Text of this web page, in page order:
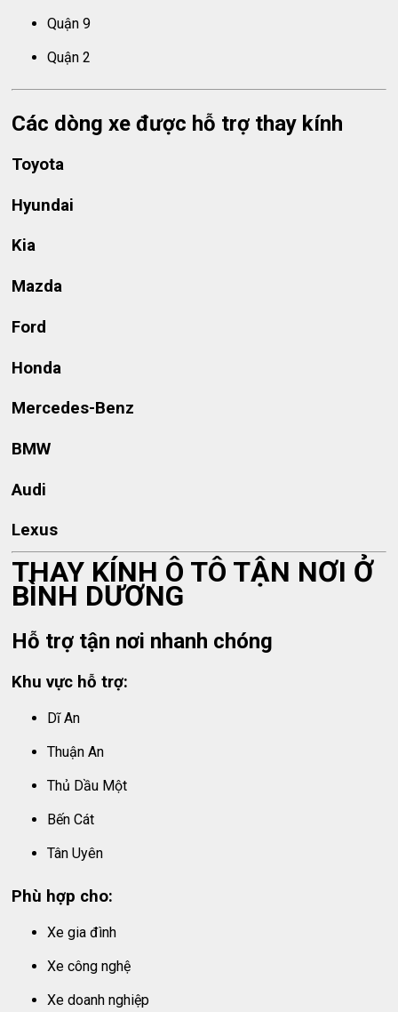
Quận 9
Quận 2
Các dòng xe được hỗ trợ thay kính
Toyota
Hyundai
Kia
Mazda
Ford
Honda
Mercedes-Benz
BMW
Audi
Lexus
THAY KÍNH Ô TÔ TẬN NƠI Ở
BÌNH DƯƠNG
Hỗ trợ tận nơi nhanh chóng
Khu vực hỗ trợ:
Dĩ An
Thuận An
Thủ Dầu Một
Bến Cát
Tân Uyên
Phù hợp cho:
Xe gia đình
Xe công nghệ
Xe doanh nghiệp